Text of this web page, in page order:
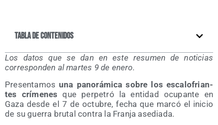
Tabla de contenidos
Los datos que se dan en este resu­men de noti­cias
corres­pon­den al mar­tes 9 de enero.
Pre­sen­ta­mos una pano­rá­mi­ca sobre los esca­lo­frian­
tes crí­me­nes que per­pe­tró la enti­dad ocu­pan­te en
Gaza des­de el 7 de octu­bre, fecha que mar­có el ini­cio
de su gue­rra bru­tal con­tra la Fran­ja asediada.